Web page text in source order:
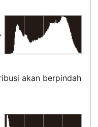
akan berpindah